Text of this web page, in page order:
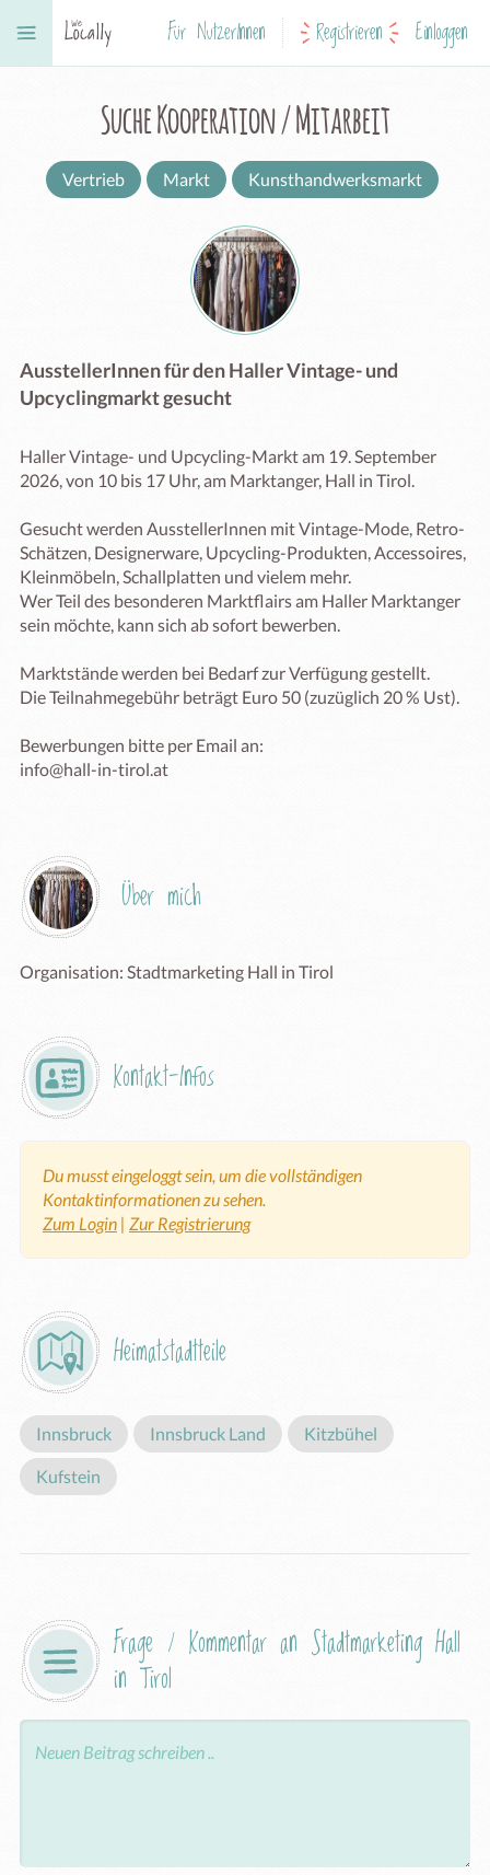
Für NutzerInnen Registrieren Einloggen
Suche Kooperation / Mitarbeit
Vertrieb Markt Kunsthandwerksmarkt
AusstellerInnen für den Haller Vintage- und
Upcyclingmarkt gesucht
Haller Vintage- und Upcycling-Markt am 19. September
2026, von 10 bis 17 Uhr, am Marktanger, Hall in Tirol.
Gesucht werden AusstellerInnen mit Vintage-Mode, Retro-
Schätzen, Designerware, Upcycling-Produkten, Accessoires,
Kleinmöbeln, Schallplatten und vielem mehr.
Wer Teil des besonderen Marktflairs am Haller Marktanger
sein möchte, kann sich ab sofort bewerben.
Marktstände werden bei Bedarf zur Verfügung gestellt.
Die Teilnahmegebühr beträgt Euro 50 (zuzüglich 20 % Ust).
Bewerbungen bitte per Email an:
info@hall-in-tirol.at
Über mich
Organisation: Stadtmarketing Hall in Tirol
Kontakt-Infos
Du musst eingeloggt sein, um die vollständigen
Kontaktinformationen zu sehen.
Zum Login | Zur Registrierung
Heimatstadtteile
Innsbruck Innsbruck Land Kitzbühel
Kufstein
Frage / Kommentar an Stadtmarketing Hall
in Tirol